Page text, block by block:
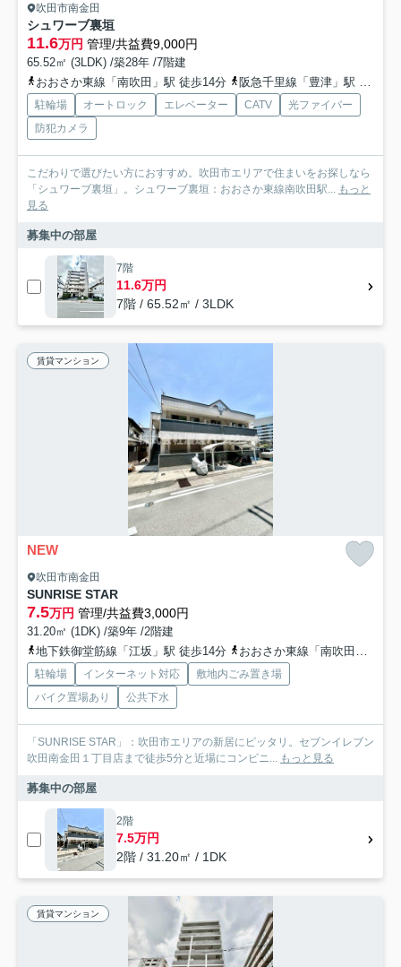
吹田市南金田
シュワーブ裏垣
11.6万円 管理/共益費9,000円
65.52㎡ (3LDK) /築28年 /7階建
おおさか東線「南吹田」駅 徒歩14分
阪急千里線「豊津」駅 徒歩13分
駐輪場 オートロック エレベーター CATV
光ファイバー
防犯カメラ
こだわりで選びたい方におすすめ。吹田市エリアで住まいをお探しなら
「シュワーブ裏垣」。シュワーブ裏垣：おおさか東線南吹田駅... もっと
見る
募集中の部屋
7階
11.6万円
7階 / 65.52㎡ / 3LDK
賃貸マンション
NEW
吹田市南金田
SUNRISE STAR
7.5万円 管理/共益費3,000円
31.20㎡ (1DK) /築9年 /2階建
地下鉄御堂筋線「江坂」駅 徒歩14分
おおさか東線「南吹田」駅 徒歩14分
駐輪場 インターネット対応
敷地内ごみ置き場
バイク置場あり
公共下水
「SUNRISE STAR」：吹田市エリアの新居にピッタリ。セブンイレブン
吹田南金田１丁目店まで徒歩5分と近場にコンビニ... もっと見る
募集中の部屋
2階
7.5万円
2階 / 31.20㎡ / 1DK
賃貸マンション